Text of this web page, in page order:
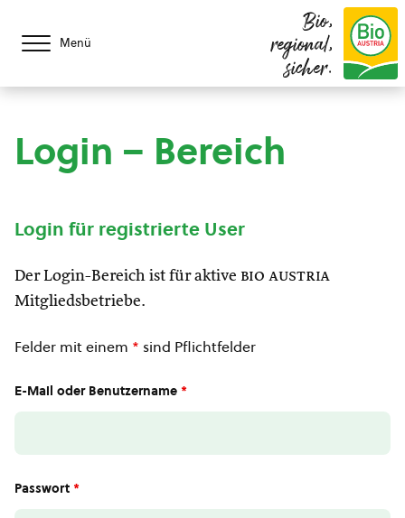
Menü
Bio,
regional,
sicher.
Login – Bereich
Login für registrierte User
Der Login-Bereich ist für aktive bio austria
Mitgliedsbetriebe.
Felder mit einem * sind Pflichtfelder
E-Mail oder Benutzername *
Passwort *